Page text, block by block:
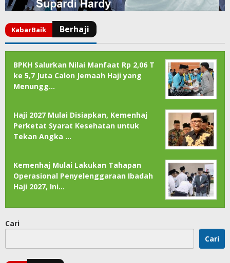
BPKH Salurkan Nilai Manfaat Rp 2,06 T
ke 5,7 Juta Calon Jemaah Haji yang
Menungg…
Haji 2027 Mulai Disiapkan, Kemenhaj
Perketat Syarat Kesehatan untuk
Tekan Angka …
Kemenhaj Mulai Lakukan Tahapan
Operasional Penyelenggaraan Ibadah
Haji 2027, Ini…
Cari
Cari